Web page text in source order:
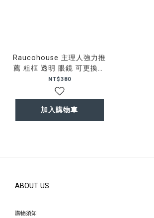
Raucohouse 主理人強力推
薦 粗框 透明 眼鏡 可更換近
視鏡片
NT$380
加入購物車
ABOUT US
購物須知